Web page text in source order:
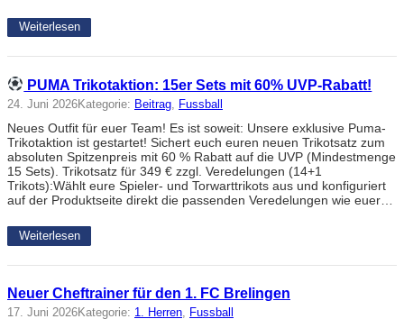
Weiterlesen
PUMA Trikotaktion: 15er Sets mit 60% UVP-Rabatt!
24. Juni 2026Kategorie: Beitrag, Fussball
Neues Outfit für euer Team! Es ist soweit: Unsere exklusive Puma-
Trikotaktion ist gestartet! Sichert euch euren neuen Trikotsatz zum
absoluten Spitzenpreis mit 60 % Rabatt auf die UVP (Mindestmenge
15 Sets). Trikotsatz für 349 € zzgl. Veredelungen (14+1
Trikots):Wählt eure Spieler- und Torwarttrikots aus und konfiguriert
auf der Produktseite direkt die passenden Veredelungen wie euer…
Weiterlesen
Neuer Cheftrainer für den 1. FC Brelingen
17. Juni 2026Kategorie: 1. Herren, Fussball